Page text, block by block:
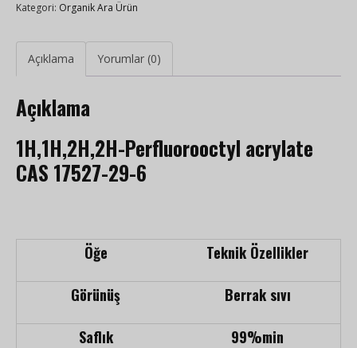
Kategori: Organik Ara Ürün
Açıklama Yorumlar (0)
Açıklama
1H,1H,2H,2H-Perfluorooctyl acrylate
CAS 17527-29-6
Öğe Teknik Özellikler
Görünüş Berrak sıvı
Saflık 99%min